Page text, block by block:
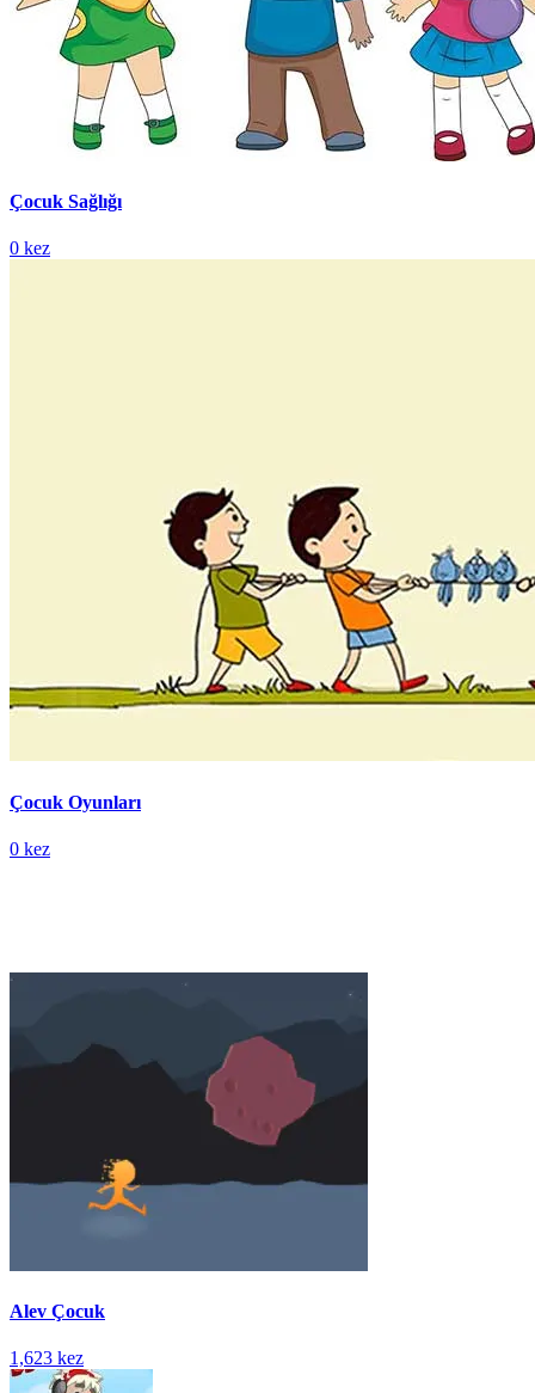
Çocuk Sağlığı
0 kez
Çocuk Oyunları
0 kez
Alev Çocuk
1,623 kez